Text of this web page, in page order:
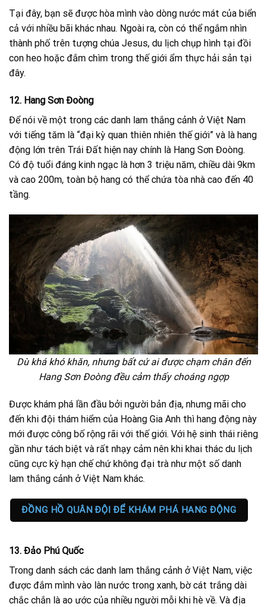
Tại đây, bạn sẽ được hòa mình vào dòng nước mát của biển
cả với nhiều bãi khác nhau. Ngoài ra, còn có thể ngắm nhìn
thành phố trên tượng chúa Jesus, du lịch chụp hình tại đồi
con heo hoặc đắm chìm trong thế giới ẩm thực hải sản tại
đây.
12. Hang Sơn Đoòng
Để nói về một trong các danh lam thắng cảnh ở Việt Nam
với tiếng tăm là “đại kỳ quan thiên nhiên thế giới” và là hang
động lớn trên Trái Đất hiện nay chính là Hang Sơn Đoòng.
Có độ tuổi đáng kinh ngạc là hơn 3 triệu năm, chiều dài 9km
và cao 200m, toàn bộ hang có thể chứa tòa nhà cao đến 40
tầng.
Dù khá khó khăn, nhưng bất cứ ai được chạm chân đến
Hang Sơn Đoòng đều cảm thấy choáng ngợp
Được khám phá lần đầu bởi người bản địa, nhưng mãi cho
đến khi đội thám hiểm của Hoàng Gia Anh thì hang động này
mới được công bố rộng rãi với thế giới. Với hệ sinh thái riêng
gần như tách biệt và rất nhạy cảm nên khi khai thác du lịch
cũng cực kỳ hạn chế chứ không đại trà như một số danh
lam thắng cảnh ở Việt Nam khác.
ĐỒNG HỒ QUÂN ĐỘI ĐỂ KHÁM PHÁ HANG ĐỘNG
13. Đảo Phú Quốc
Trong danh sách các danh lam thắng cảnh ở Việt Nam, việc
được đắm mình vào làn nước trong xanh, bờ cát trắng dài
chắc chắn là ao ước của nhiều người mỗi khi hè về. Và địa